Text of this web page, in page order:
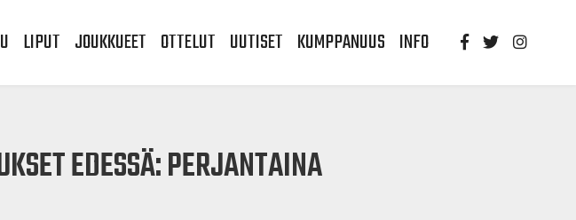
LIPUT JOUKKUEET OTTELUT UUTISET KUMPPANUUS INFO
EDESSÄ: PERJANTAINA